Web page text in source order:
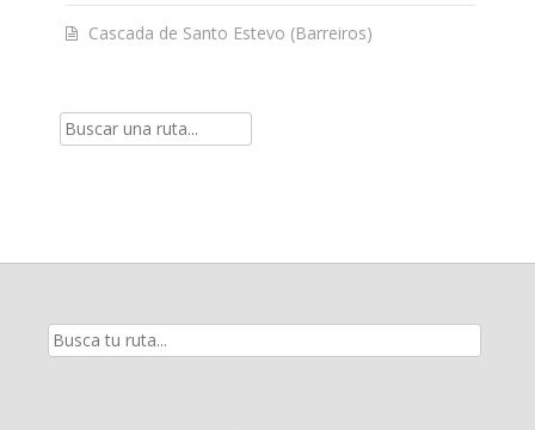
Cascada de Santo Estevo (Barreiros)
Resultados